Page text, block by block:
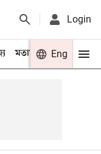
Login
মতামত খেলা
Eng